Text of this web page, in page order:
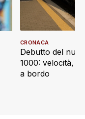
Debutto del
1000: velocità,
a bordo
CRONACA